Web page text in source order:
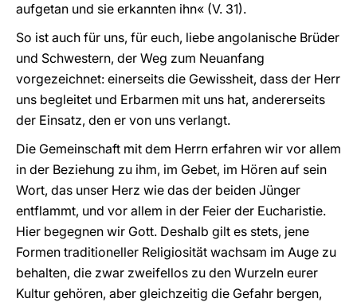
aufgetan und sie erkannten ihn« (V. 31).
So ist auch für uns, für euch, liebe angolanische Brüder
und Schwestern, der Weg zum Neuanfang
vorgezeichnet: einerseits die Gewissheit, dass der Herr
uns begleitet und Erbarmen mit uns hat, andererseits
der Einsatz, den er von uns verlangt.
Die Gemeinschaft mit dem Herrn erfahren wir vor allem
in der Beziehung zu ihm, im Gebet, im Hören auf sein
Wort, das unser Herz wie das der beiden Jünger
entflammt, und vor allem in der Feier der Eucharistie.
Hier begegnen wir Gott. Deshalb gilt es stets, jene
Formen traditioneller Religiosität wachsam im Auge zu
behalten, die zwar zweifellos zu den Wurzeln eurer
Kultur gehören, aber gleichzeitig die Gefahr bergen,